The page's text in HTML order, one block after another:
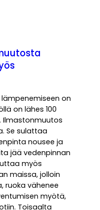
on
on lähes 100
Ilmastonmuutos
Se sulattaa
nousee ja
jää vedenpinnan
myös
maissa, jolloin
ruoka vähenee
myötä,
Toisaalta